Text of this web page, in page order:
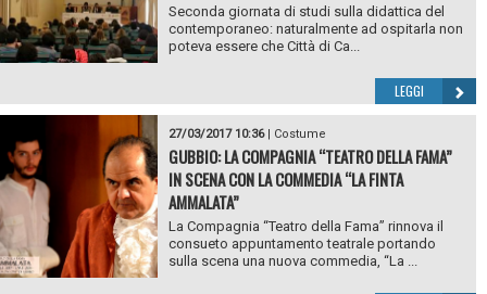
Seconda giornata di studi sulla didattica del
contemporaneo: naturalmente ad ospitarla non
poteva essere che Città di Ca...
LEGGI
27/03/2017 10:36| Costume
GUBBIO: LA COMPAGNIA “TEATRO DELLA FAMA”
IN SCENA CON LA COMMEDIA “LA FINTA
AMMALATA”
La Compagnia “Teatro della Fama” rinnova il
consueto appuntamento teatrale portando
sulla scena una nuova commedia, “La ...